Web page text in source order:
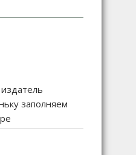
заполняем